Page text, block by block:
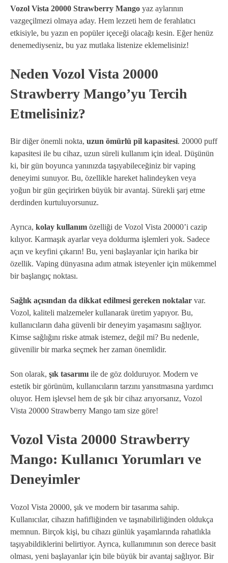
Vozol Vista 20000 Strawberry Mango yaz aylarının
vazgeçilmezi olmaya aday. Hem lezzeti hem de ferahlatıcı
etkisiyle, bu yazın en popüler içeceği olacağı kesin. Eğer henüz
denemediyseniz, bu yaz mutlaka listenize eklemelisiniz!
Neden Vozol Vista 20000
Strawberry Mango’yu Tercih
Etmelisiniz?
Bir diğer önemli nokta, uzun ömürlü pil kapasitesi. 20000 puff
kapasitesi ile bu cihaz, uzun süreli kullanım için ideal. Düşünün
ki, bir gün boyunca yanınızda taşıyabileceğiniz bir vaping
deneyimi sunuyor. Bu, özellikle hareket halindeyken veya
yoğun bir gün geçirirken büyük bir avantaj. Sürekli şarj etme
derdinden kurtuluyorsunuz.
Ayrıca, kolay kullanım özelliği de Vozol Vista 20000’i cazip
kılıyor. Karmaşık ayarlar veya doldurma işlemleri yok. Sadece
açın ve keyfini çıkarın! Bu, yeni başlayanlar için harika bir
özellik. Vaping dünyasına adım atmak isteyenler için mükemmel
bir başlangıç noktası.
Sağlık açısından da dikkat edilmesi gereken noktalar var.
Vozol, kaliteli malzemeler kullanarak üretim yapıyor. Bu,
kullanıcıların daha güvenli bir deneyim yaşamasını sağlıyor.
Kimse sağlığını riske atmak istemez, değil mi? Bu nedenle,
güvenilir bir marka seçmek her zaman önemlidir.
Son olarak, şık tasarımı ile de göz dolduruyor. Modern ve
estetik bir görünüm, kullanıcıların tarzını yansıtmasına yardımcı
oluyor. Hem işlevsel hem de şık bir cihaz arıyorsanız, Vozol
Vista 20000 Strawberry Mango tam size göre!
Vozol Vista 20000 Strawberry
Mango: Kullanıcı Yorumları ve
Deneyimler
Vozol Vista 20000, şık ve modern bir tasarıma sahip.
Kullanıcılar, cihazın hafifliğinden ve taşınabilirliğinden oldukça
memnun. Birçok kişi, bu cihazı günlük yaşamlarında rahatlıkla
taşıyabildiklerini belirtiyor. Ayrıca, kullanımının son derece basit
olması, yeni başlayanlar için bile büyük bir avantaj sağlıyor. Bir